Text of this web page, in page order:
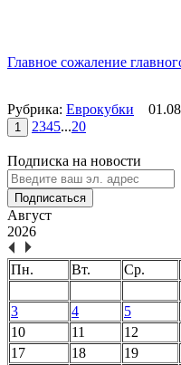
Главное сожаление
Рубрика: Еврокубки
1 2345...20
Подписка на новости
Подписаться
Август
2026
Пн. Вт. Ср.
3
4 5
10
11 12
17
18 19